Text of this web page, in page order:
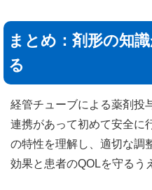
まとめ：剤形の知
る
経管チューブによる薬剤投
連携があって初めて安全に
の特性を理解し、適切な調
効果と患者のQOLを守るう